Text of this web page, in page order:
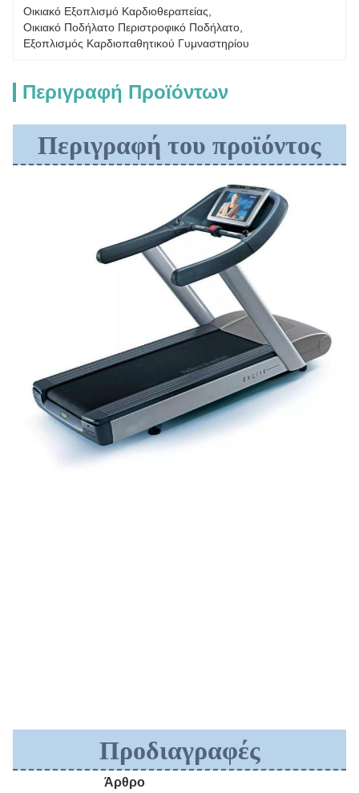
Οικιακό Εξοπλισμό Καρδιοθεραπείας
Οικιακό Ποδήλατο Περιστροφικό Ποδήλατο
Εξοπλισμός Καρδιοπαθητικού Γυμναστηρίου
Περιγραφή Προϊόντων
Περιγραφή του προϊόντος
Προδιαγραφές
Άρθρο